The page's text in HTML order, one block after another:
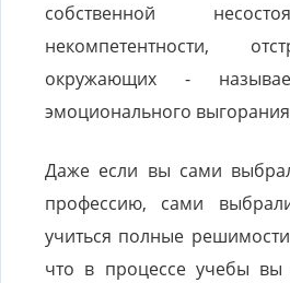
собственной
некомпетентности,
окружающих -
эмоционального
Даже если вы сами
профессию, сами
учиться полные
что в процессе учебы вы